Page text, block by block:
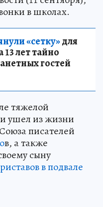
в школах.
«сетку»для
лет тайно
гостей
тяжелой
ушел из жизни
писателей
в, а также
сыну
в подвале